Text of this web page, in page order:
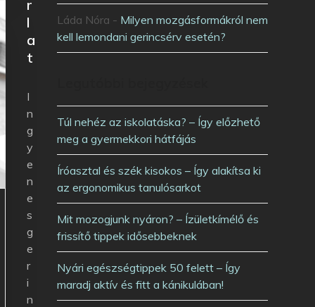
Láda Nóra - Milyen mozgásformákról nem
kell lemondani gerincsérv esetén?
Túl nehéz az iskolatáska? – Így előzhető
meg a gyermekkori hátfájás
Íróasztal és szék kisokos – Így alakítsa ki
az ergonomikus tanulósarkot
Mit mozogjunk nyáron? – Ízületkímélő és
frissítő tippek idősebbeknek
Nyári egészségtippek 50 felett – Így
maradj aktív és fitt a kánikulában!
r
l
a
t
I
n
g
y
e
n
e
s
g
e
r
i
n